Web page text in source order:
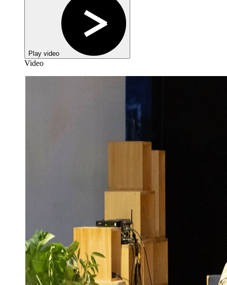
Play video
Video